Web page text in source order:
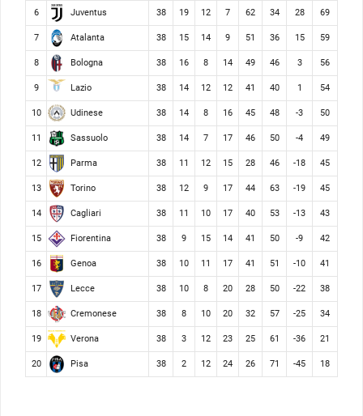
6 Juventus 38 19 12 7 62 34 28 69
7 Atalanta 38 15 14 9 51 36 15 59
8 Bologna 38 16 8 14 49 46 3 56
9 Lazio 38 14 12 12 41 40 1 54
10 Udinese 38 14 8 16 45 48 -3 50
11 Sassuolo 38 14 7 17 46 50 -4 49
12 Parma 38 11 12 15 28 46 -18 45
13 Torino 38 12 9 17 44 63 -19 45
14 Cagliari 38 11 10 17 40 53 -13 43
15 Fiorentina 38 9 15 14 41 50 -9 42
16 Genoa 38 10 11 17 41 51 -10 41
17 Lecce 38 10 8 20 28 50 -22 38
18 Cremonese 38 8 10 20 32 57 -25 34
19 Verona 38 3 12 23 25 61 -36 21
20 Pisa 38 2 12 24 26 71 -45 18